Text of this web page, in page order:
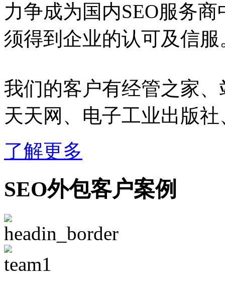
力争成为国内SEO服务
须得到企业的认可及信服
我们的客户有经管之家
天天网、电子工业出版
了解更多
SEO外包客户案例